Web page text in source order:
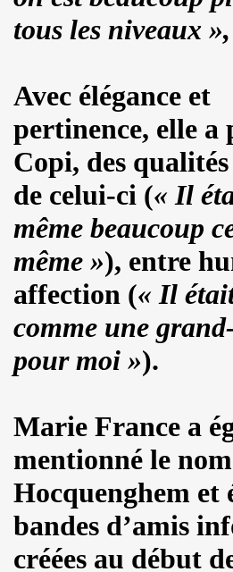
tous les niveaux »,
Avec élégance et
pertinence, elle a
Copi, des
de celui-ci (« Il
même beaucoup
même »), entre
affection (« Il
comme une
pour moi »).
Marie France a
mentionné le
Hocquenghem et
bandes d’amis
créées au début
de MARIE FRANCE
de MARIE FRANCE
dans "ROCKFOLKsvp"
de MARIE FRANCE
textes de PATRICK LOISEAU,
album "Tendre assassine"
15 septembre 2019 a Paris
de vague à l'âme", "Tendre
16 juillet 2019 a Paris pour son
concert le 27 juin 2019 a la
ses trois premiers concerts,
album solo de YAROL
avril 2019 a Paris pour la
concert") : chronique de son